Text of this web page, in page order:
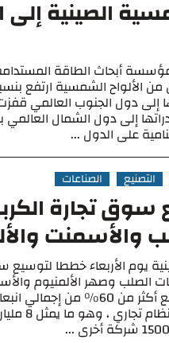
الصينية إلى
أبحاث الطاقة
على الدول ...
التصنيع الصناعات
تجارة
والأسمنت
يوم الأربعاء خططا
الصلب وصهر الألمنيوم
سيؤدي ذلك إلى وضع أكثر من 60٪ من
أكسيد